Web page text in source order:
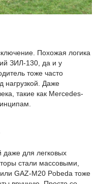
Похожая логика
ЗИЛ-130, да и у
тоже часто
нагрузкой. Даже
такие как Mercedes-
даже для легковых
стали массовыми,
GAZ-M20 Pobeda тоже